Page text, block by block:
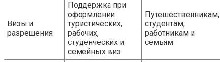
Визы и
разрешения
Поддержка при
оформлении
туристических,
рабочих,
студенческих и
семейных виз
Путешественникам,
студентам,
работникам и
семьям